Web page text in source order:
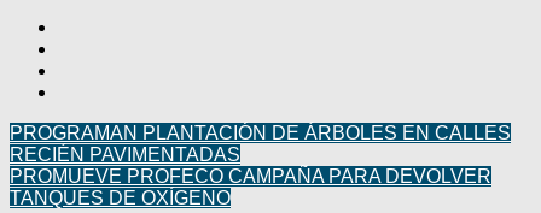
PROGRAMAN PLANTACIÓN DE ÁRBOLES EN CALLES
RECIÉN PAVIMENTADAS
PROMUEVE PROFECO CAMPAÑA PARA DEVOLVER
TANQUES DE OXÍGENO